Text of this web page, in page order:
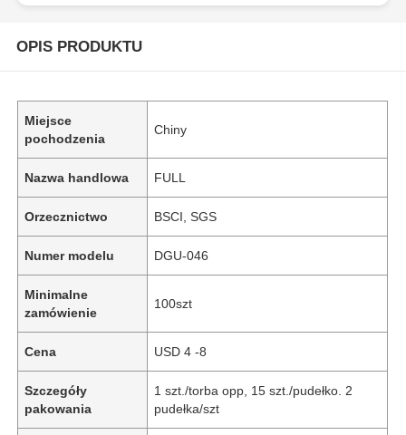
OPIS PRODUKTU
Miejsce
pochodzenia
Chiny
Nazwa handlowa FULL
Orzecznictwo BSCI, SGS
Numer modelu DGU-046
Minimalne
zamówienie
100szt
Cena USD 4 -8
Szczegóły
pakowania
1 szt./torba opp, 15 szt./pudełko. 2
pudełka/szt